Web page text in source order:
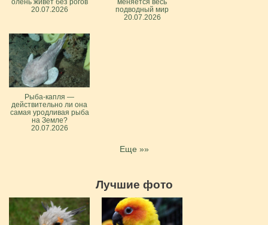
олень живёт без рогов
20.07.2026
меняется весь
подводный мир
20.07.2026
Рыба-капля —
действительно ли она
самая уродливая рыба
на Земле?
20.07.2026
Еще »»
Лучшие фото